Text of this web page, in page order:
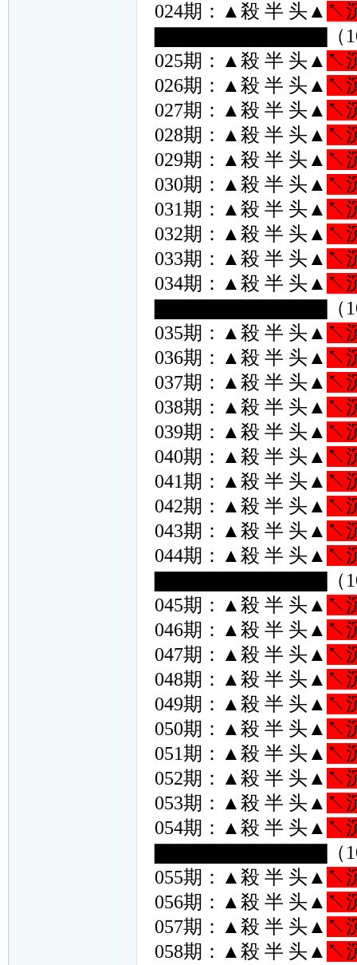
024期：▲殺 半 头▲ ↖
▇▇▇▇▇▇▇▇▇▇▇▇（
025期：▲殺 半 头▲ ↖
026期：▲殺 半 头▲ ↖
027期：▲殺 半 头▲ ↖
028期：▲殺 半 头▲ ↖
029期：▲殺 半 头▲ ↖
030期：▲殺 半 头▲ ↖
031期：▲殺 半 头▲ ↖
032期：▲殺 半 头▲ ↖
033期：▲殺 半 头▲ ↖
034期：▲殺 半 头▲ ↖
▇▇▇▇▇▇▇▇▇▇▇▇（
035期：▲殺 半 头▲ ↖
036期：▲殺 半 头▲ ↖
037期：▲殺 半 头▲ ↖
038期：▲殺 半 头▲ ↖
039期：▲殺 半 头▲ ↖
040期：▲殺 半 头▲ ↖
041期：▲殺 半 头▲ ↖
042期：▲殺 半 头▲ ↖
043期：▲殺 半 头▲ ↖
044期：▲殺 半 头▲ ↖
▇▇▇▇▇▇▇▇▇▇▇▇（
045期：▲殺 半 头▲ ↖
046期：▲殺 半 头▲ ↖
047期：▲殺 半 头▲ ↖
048期：▲殺 半 头▲ ↖
049期：▲殺 半 头▲ ↖
050期：▲殺 半 头▲ ↖
051期：▲殺 半 头▲ ↖
052期：▲殺 半 头▲ ↖
053期：▲殺 半 头▲ ↖
054期：▲殺 半 头▲ ↖
▇▇▇▇▇▇▇▇▇▇▇▇（
055期：▲殺 半 头▲ ↖
056期：▲殺 半 头▲ ↖
057期：▲殺 半 头▲ ↖
058期：▲殺 半 头▲ ↖